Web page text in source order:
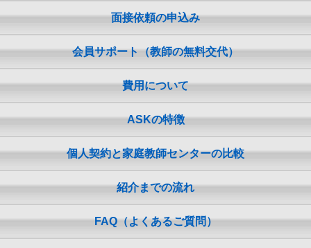
面接依頼の申込み
会員サポート（教師の無料交代）
費用について
ASKの特徴
個人契約と家庭教師センターの比較
紹介までの流れ
FAQ（よくあるご質問）